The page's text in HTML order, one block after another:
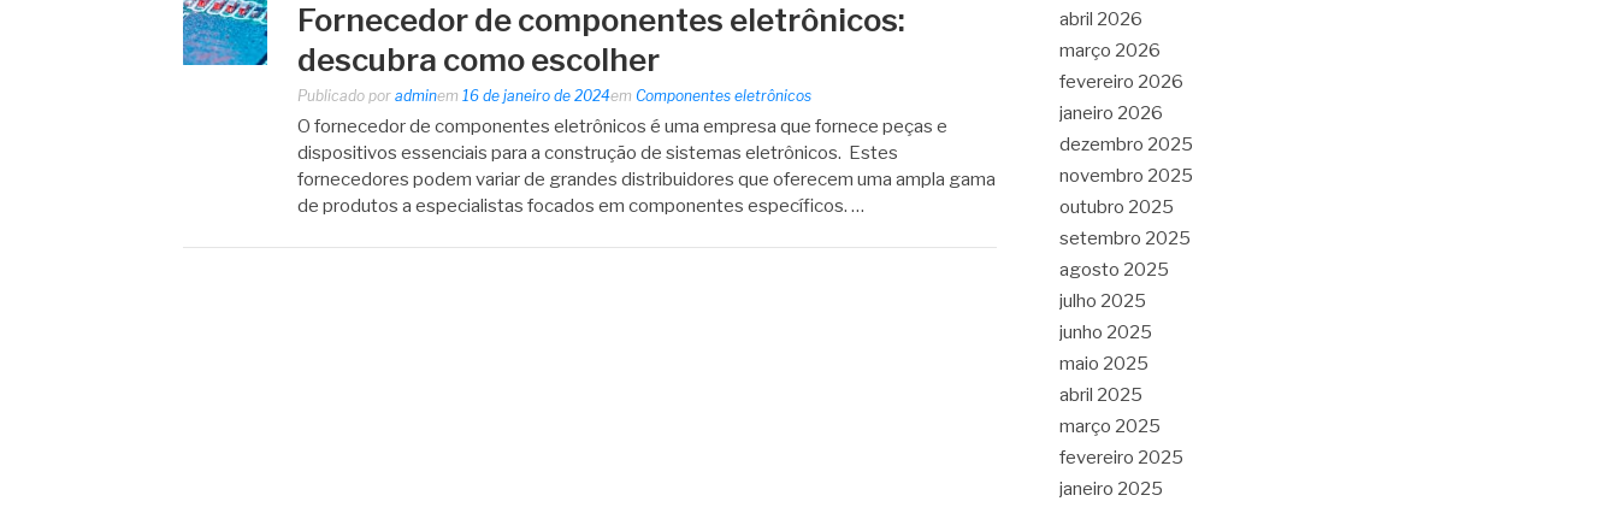
Fornecedor de componentes eletrônicos:
descubra como escolher
Publicado por adminem 16 de janeiro de 2024em Componentes eletrônicos
O fornecedor de componentes eletrônicos é uma empresa que fornece peças e
dispositivos essenciais para a construção de sistemas eletrônicos. Estes
fornecedores podem variar de grandes distribuidores que oferecem uma ampla gama
de produtos a especialistas focados em componentes específicos. …
abril 2026
março 2026
fevereiro 2026
janeiro 2026
dezembro 2025
novembro 2025
outubro 2025
setembro 2025
agosto 2025
julho 2025
junho 2025
maio 2025
abril 2025
março 2025
fevereiro 2025
janeiro 2025